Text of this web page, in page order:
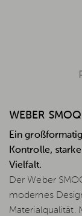
WEBER
Ein
Kontrolle,
Vielfalt.
Der Weber
modernes
Materialqualität.